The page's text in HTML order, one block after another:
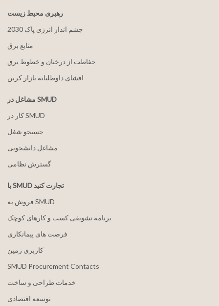
رهبری محیط زیست
2030 چشم انداز انرژی پاک
منابع برق
حفاظت از درختان و خطوط برق
افشای داوطلبانه بازار کربن
مشاغل در SMUD
کار در SMUD
جستجو شغل
مشاغل دانشجویی
گسترش نظامی
با SMUD تجارت کنید
فروش به SMUD
برنامه تشویقی کسب و کارهای کوچک
فرصت های پیمانکاری
کاربری زمین
SMUD Procurement Contacts
خدمات طراحی و ساخت
توسعه اقتصادی